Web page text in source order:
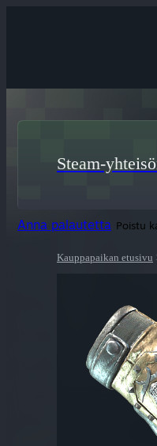
Steam-
Anna palautetta Poistu
Kauppapaikan etusivu